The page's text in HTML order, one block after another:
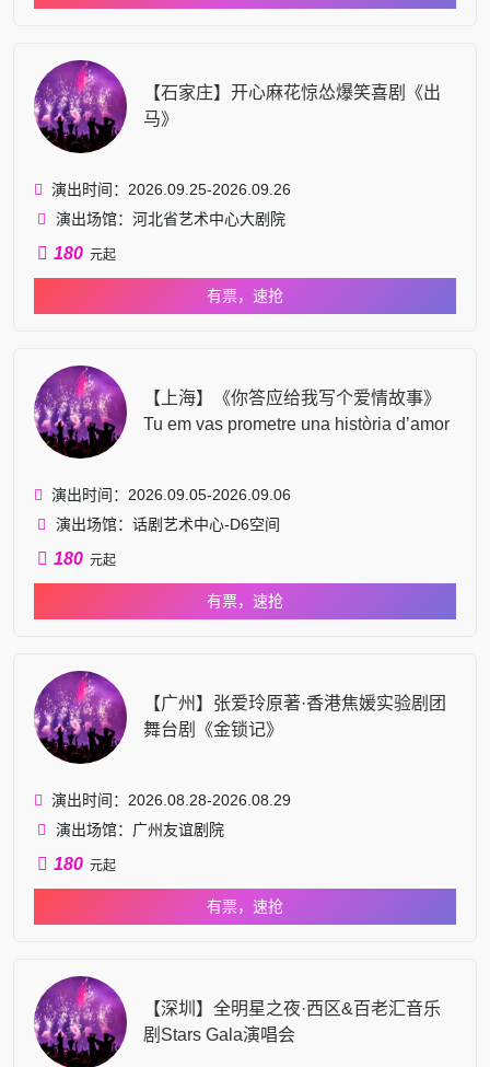
【石家庄】开心麻花惊怂爆笑喜剧《出
马》
演出时间：2026.09.25-2026.09.26
演出场馆：河北省艺术中心大剧院
180 元起
有票，速抢
【上海】《你答应给我写个爱情故事》
Tu em vas prometre una història d’amor
演出时间：2026.09.05-2026.09.06
演出场馆：话剧艺术中心-D6空间
180 元起
有票，速抢
【广州】张爱玲原著·香港焦媛实验剧团
舞台剧《金锁记》
演出时间：2026.08.28-2026.08.29
演出场馆：广州友谊剧院
180 元起
有票，速抢
【深圳】全明星之夜·西区&百老汇音乐
剧Stars Gala演唱会